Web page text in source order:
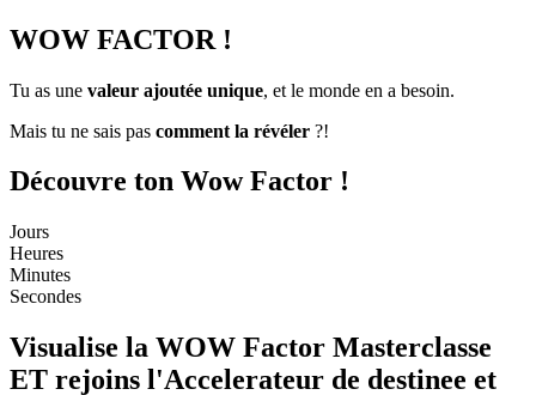
WOW FACTOR !
Tu as une valeur ajoutée unique, et le monde en a besoin.
Mais tu ne sais pas comment la révéler ?!
Découvre ton Wow Factor !
Jours
Heures
Minutes
Secondes
Visualise la WOW Factor Masterclasse
ET rejoins l'Accelerateur de destinee et